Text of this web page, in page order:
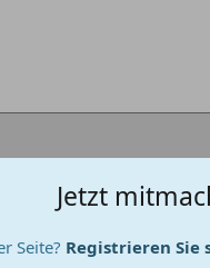
Jetzt
Seite? Registrieren Sie